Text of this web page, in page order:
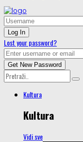
Lost your password?
Kultura
Kultura
Vidi sve